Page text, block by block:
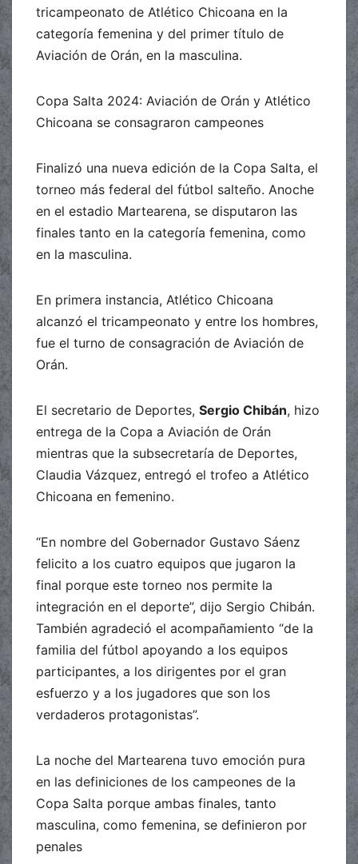
tricampeonato de Atlético Chicoana en la
categoría femenina y del primer título de
Aviación de Orán, en la masculina.
Copa Salta 2024: Aviación de Orán y Atlético
Chicoana se consagraron campeones
Finalizó una nueva edición de la Copa Salta, el
torneo más federal del fútbol salteño. Anoche
en el estadio Martearena, se disputaron las
finales tanto en la categoría femenina, como
en la masculina.
En primera instancia, Atlético Chicoana
alcanzó el tricampeonato y entre los hombres,
fue el turno de consagración de Aviación de
Orán.
El secretario de Deportes, Sergio Chibán, hizo
entrega de la Copa a Aviación de Orán
mientras que la subsecretaría de Deportes,
Claudia Vázquez, entregó el trofeo a Atlético
Chicoana en femenino.
“En nombre del Gobernador Gustavo Sáenz
felicito a los cuatro equipos que jugaron la
final porque este torneo nos permite la
integración en el deporte”, dijo Sergio Chibán.
También agradeció el acompañamiento “de la
familia del fútbol apoyando a los equipos
participantes, a los dirigentes por el gran
esfuerzo y a los jugadores que son los
verdaderos protagonistas”.
La noche del Martearena tuvo emoción pura
en las definiciones de los campeones de la
Copa Salta porque ambas finales, tanto
masculina, como femenina, se definieron por
penales